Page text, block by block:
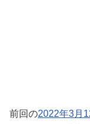
前回の2022年3月